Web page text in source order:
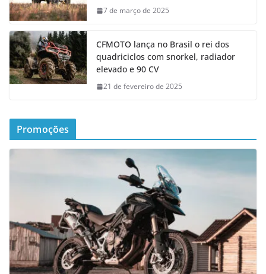
7 de março de 2025
CFMOTO lança no Brasil o rei dos
quadriciclos com snorkel, radiador
elevado e 90 CV
21 de fevereiro de 2025
Promoções